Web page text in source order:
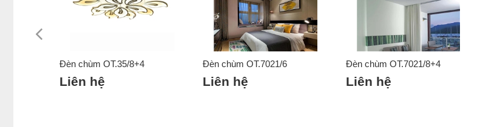
Xem thêm:
Đèn chùm OT.35/8+4
Liên hệ
Đèn chùm OT.7021/6
Liên hệ
Đèn chùm OT.7021/8+4
Liên hệ